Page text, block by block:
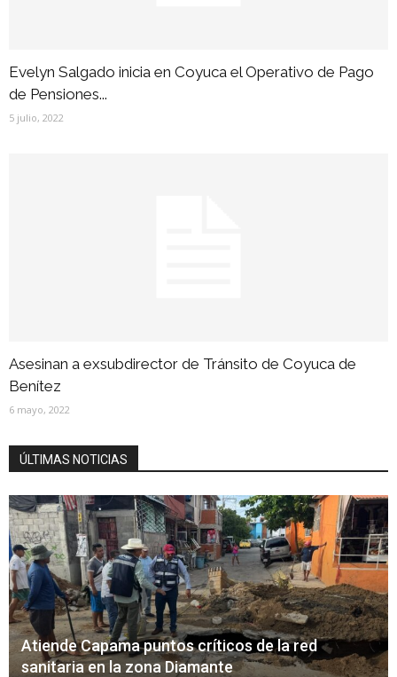
Evelyn Salgado inicia en Coyuca el Operativo de Pago
de Pensiones...
5 julio, 2022
Asesinan a exsubdirector de Tránsito de Coyuca de
Benítez
6 mayo, 2022
ÚLTIMAS NOTICIAS
Atiende Capama puntos críticos de la red
sanitaria en la zona Diamante